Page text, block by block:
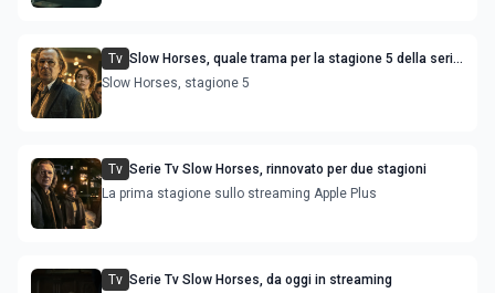
Tv Slow Horses, quale trama per la stagione 5 della serie
tv con Gary Oldman
Slow Horses, stagione 5
Tv Serie Tv Slow Horses, rinnovato per due stagioni
La prima stagione sullo streaming Apple Plus
Tv Serie Tv Slow Horses, da oggi in streaming